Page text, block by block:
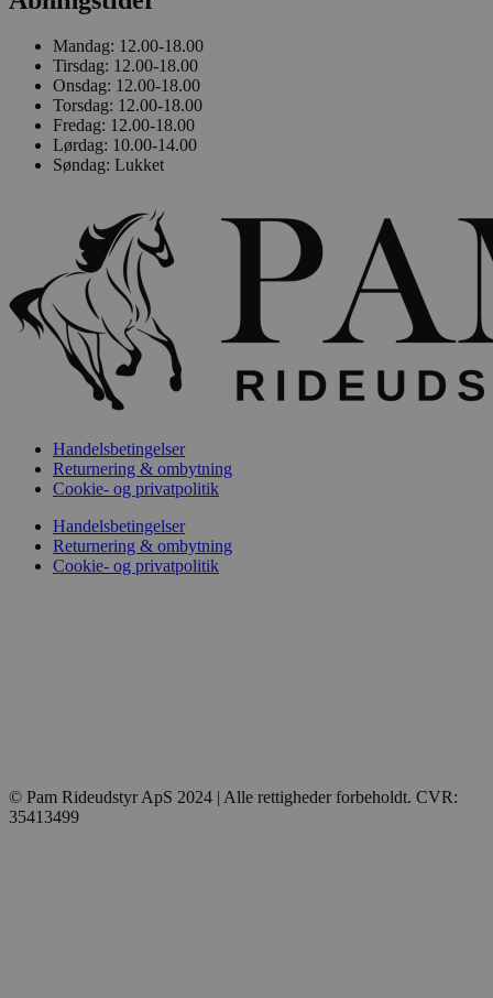
Mandag: 12.00-18.00
Tirsdag: 12.00-18.00
Onsdag: 12.00-18.00
Torsdag: 12.00-18.00
Fredag: 12.00-18.00
Lørdag: 10.00-14.00
Søndag: Lukket
Handelsbetingelser
Returnering & ombytning
Cookie- og privatpolitik
Handelsbetingelser
Returnering & ombytning
Cookie- og privatpolitik
© Pam Rideudstyr ApS 2024 | Alle rettigheder forbeholdt. CVR:
35413499